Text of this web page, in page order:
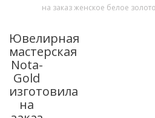
на заказ женское белое
Ювелирная
мастерская
Nota-
Gold
изготовила
на